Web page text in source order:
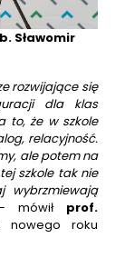
Sławomir
rozwijające się
dla klas
to, że w szkole
relacyjność.
ale potem na
szkole tak nie
wybrzmiewają
prof.
nowego roku